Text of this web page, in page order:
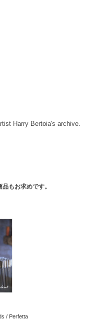
Harry Bertoia's archive.
もお求めです。
/ Perfetta